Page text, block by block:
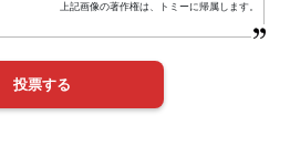
上記画像の著作権は、トミーに帰属します。